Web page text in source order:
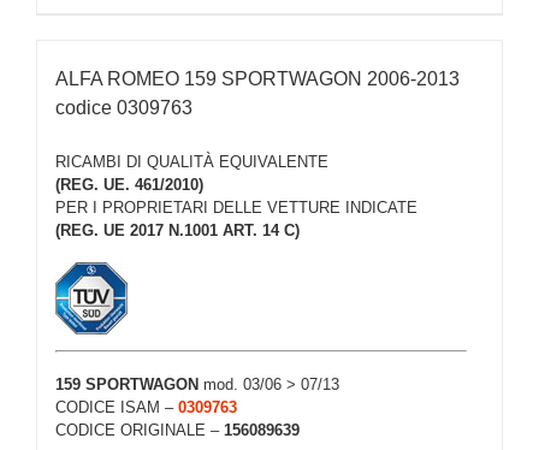
ALFA ROMEO 159 SPORTWAGON 2006-2013
codice 0309763
RICAMBI DI QUALITÀ EQUIVALENTE
(REG. UE. 461/2010)
PER I PROPRIETARI DELLE VETTURE INDICATE
(REG. UE 2017 N.1001 ART. 14 C)
159 SPORTWAGON mod. 03/06 > 07/13
CODICE ISAM – 0309763
CODICE ORIGINALE – 156089639